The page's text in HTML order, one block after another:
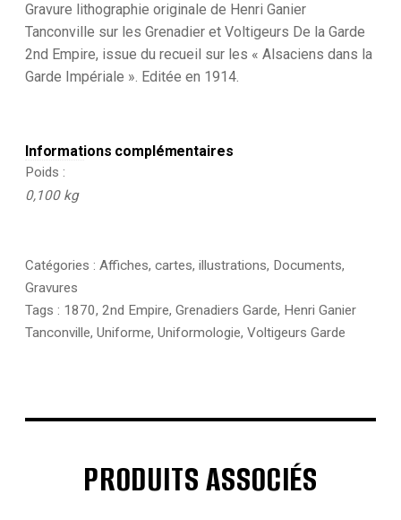
la
Garde
Empire
Tanconville
Gravure lithographie originale de Henri Ganier
Tanconville sur les Grenadier et Voltigeurs De la Garde
2nd Empire, issue du recueil sur les « Alsaciens dans la
Garde Impériale ». Editée en 1914.
Informations complémentaires
Poids
0,100 kg
Catégories : Affiches, cartes, illustrations, Documents,
Gravures
Tags : 1870, 2nd Empire, Grenadiers Garde, Henri Ganier
Tanconville, Uniforme, Uniformologie, Voltigeurs Garde
PRODUITS ASSOCIÉS